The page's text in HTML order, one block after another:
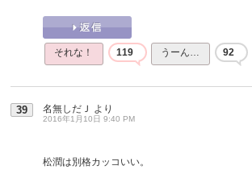
それな！ 119 うーん… 92
39 名無しだＪ より
2016年1月10日 9:40 PM
松潤は別格カッコいい。